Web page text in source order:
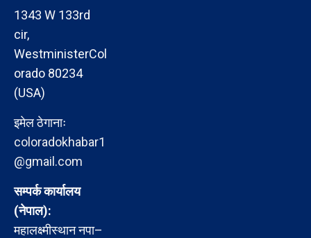
1343 W 133rd
cir,
WestministerCol
orado 80234
(USA)
इमेल ठेगानाः
coloradokhabar1
@gmail.com
सम्पर्क कार्यालय
(नेपाल):
महालक्ष्मीस्थान नपा–